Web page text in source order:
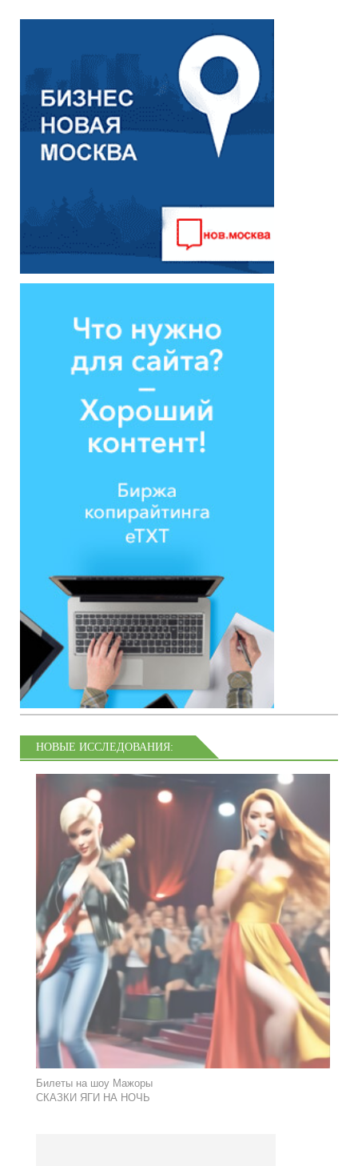
НОВЫЕ ИССЛЕДОВАНИЯ:
Билеты на шоу Мажоры
СКАЗКИ ЯГИ НА НОЧЬ